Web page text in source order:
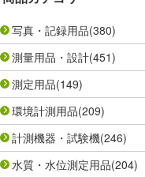
写真・記録用品(380)
測量用品・設計(451)
測定用品(149)
環境計測用品(209)
計測機器・試験機(246)
水質・水位測定用品(204)